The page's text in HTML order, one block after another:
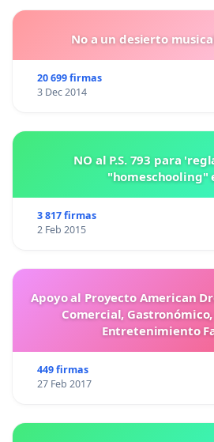
No a un desierto
20 699 firmas
3 Dec 2014
NO al P.S. 793 para
"homeschooling"
3 817 firmas
2 Feb 2015
Apoyo al Proyecto American
Comercial,
Entretenimiento
449 firmas
27 Feb 2017